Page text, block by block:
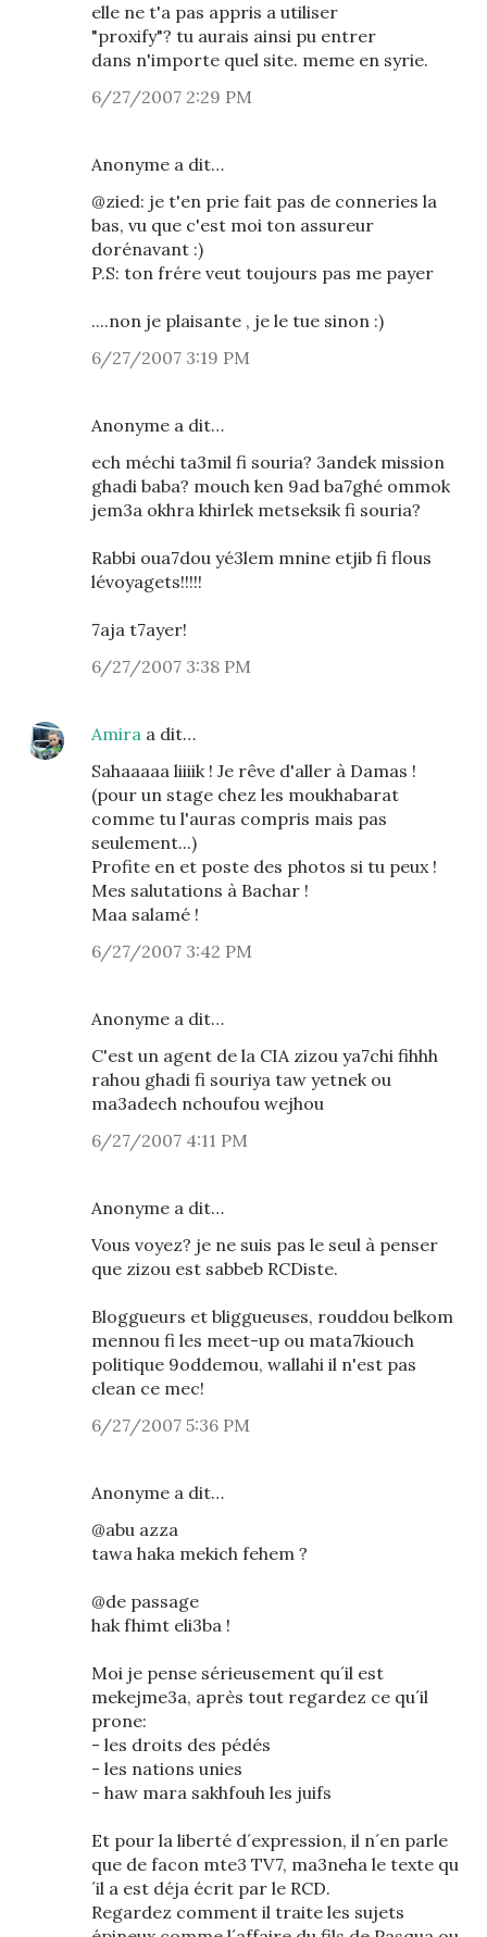
elle ne t'a pas appris a utiliser
"proxify"? tu aurais ainsi pu entrer
dans n'importe quel site. meme en syrie.
6/27/2007 2:29 PM
Anonyme a dit…
@zied: je t'en prie fait pas de conneries la
bas, vu que c'est moi ton assureur
dorénavant :)
P.S: ton frére veut toujours pas me payer
....non je plaisante , je le tue sinon :)
6/27/2007 3:19 PM
Anonyme a dit…
ech méchi ta3mil fi souria? 3andek mission
ghadi baba? mouch ken 9ad ba7ghé ommok
jem3a okhra khirlek metseksik fi souria?
Rabbi oua7dou yé3lem mnine etjib fi flous
lévoyagets!!!!!
7aja t7ayer!
6/27/2007 3:38 PM
Amira a dit…
Sahaaaaa liiiik ! Je rêve d'aller à Damas !
(pour un stage chez les moukhabarat
comme tu l'auras compris mais pas
seulement...)
Profite en et poste des photos si tu peux !
Mes salutations à Bachar !
Maa salamé !
6/27/2007 3:42 PM
Anonyme a dit…
C'est un agent de la CIA zizou ya7chi fihhh
rahou ghadi fi souriya taw yetnek ou
ma3adech nchoufou wejhou
6/27/2007 4:11 PM
Anonyme a dit…
Vous voyez? je ne suis pas le seul à penser
que zizou est sabbeb RCDiste.
Bloggueurs et bliggueuses, rouddou belkom
mennou fi les meet-up ou mata7kiouch
politique 9oddemou, wallahi il n'est pas
clean ce mec!
6/27/2007 5:36 PM
Anonyme a dit…
@abu azza
tawa haka mekich fehem ?
@de passage
hak fhimt eli3ba !
Moi je pense sérieusement qu´il est
mekejme3a, après tout regardez ce qu´il
prone:
- les droits des pédés
- les nations unies
- haw mara sakhfouh les juifs
Et pour la liberté d´expression, il n´en parle
que de facon mte3 TV7, ma3neha le texte qu
´il a est déja écrit par le RCD.
Regardez comment il traite les sujets